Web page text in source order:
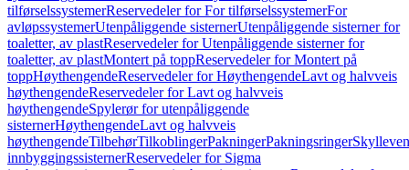
tilførselssystemerReservedeler for For tilførselssystemerFor
avløpssystemerUtenpåliggende sisternerUtenpåliggende sisterner for
toaletter, av plastReservedeler for Utenpåliggende sisterner for
toaletter, av plastMontert på toppReservedeler for Montert på
toppHøythengendeReservedeler for HøythengendeLavt og halvveis
høythengendeReservedeler for Lavt og halvveis
høythengendeSpylerør for utenpåliggende
sisternerHøythengendeLavt og halvveis
høythengendeTilbehørTilkoblingerPakningerPakningsringer
innbyggingssisternerReservedeler for Sigma